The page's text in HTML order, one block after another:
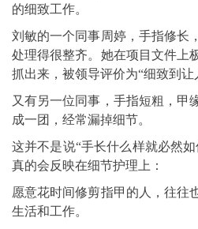
的细致工作。
刘敏的一个同事周婷，手指修长
处理得很整齐。她在项目文件上
抓出来，被领导评价为“细致到让
又有另一位同事，手指短粗，甲
成一团，经常漏掉细节。
这并不是说“手长什么样就必然
真的会反映在细节护理上：
愿意花时间修剪指甲的人，往往
生活和工作。